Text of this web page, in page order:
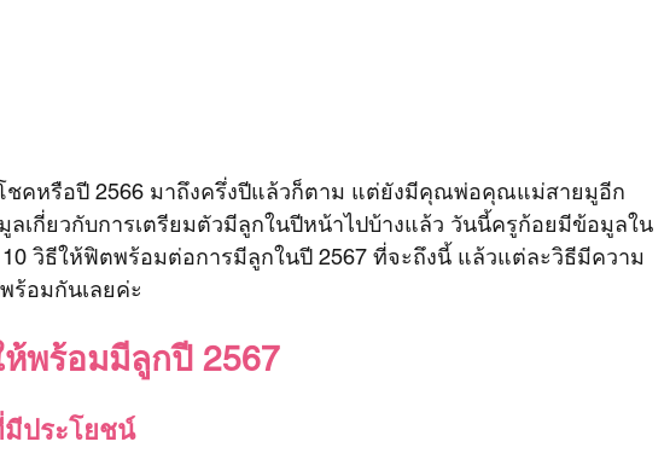
ชคหรือปี 2566 มาถึงครึ่งปีแล้วก็ตาม แต่ยังมีคุณพ่อคุณแม่สายมูอีก
เกี่ยวกับการเตรียมตัวมีลูกในปีหน้าไปบ้างแล้ว วันนี้ครูก้อยมีข้อมูลใน
10 วิธีให้ฟิตพร้อมต่อการมีลูกในปี 2567 ที่จะถึงนี้ แล้วแต่ละวิธีมีความ
ร้อมกันเลยค่ะ
พร้อมมีลูกปี 2567
มีประโยชน์